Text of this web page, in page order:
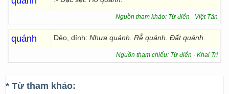
Nguồn tham khảo: Từ điển - Việt Tân
quánh Dẻo, dính: Nhựa quánh. Rễ quánh. Đất quánh.
Nguồn tham chiếu: Từ điển - Khai Trí
* Từ tham khảo: